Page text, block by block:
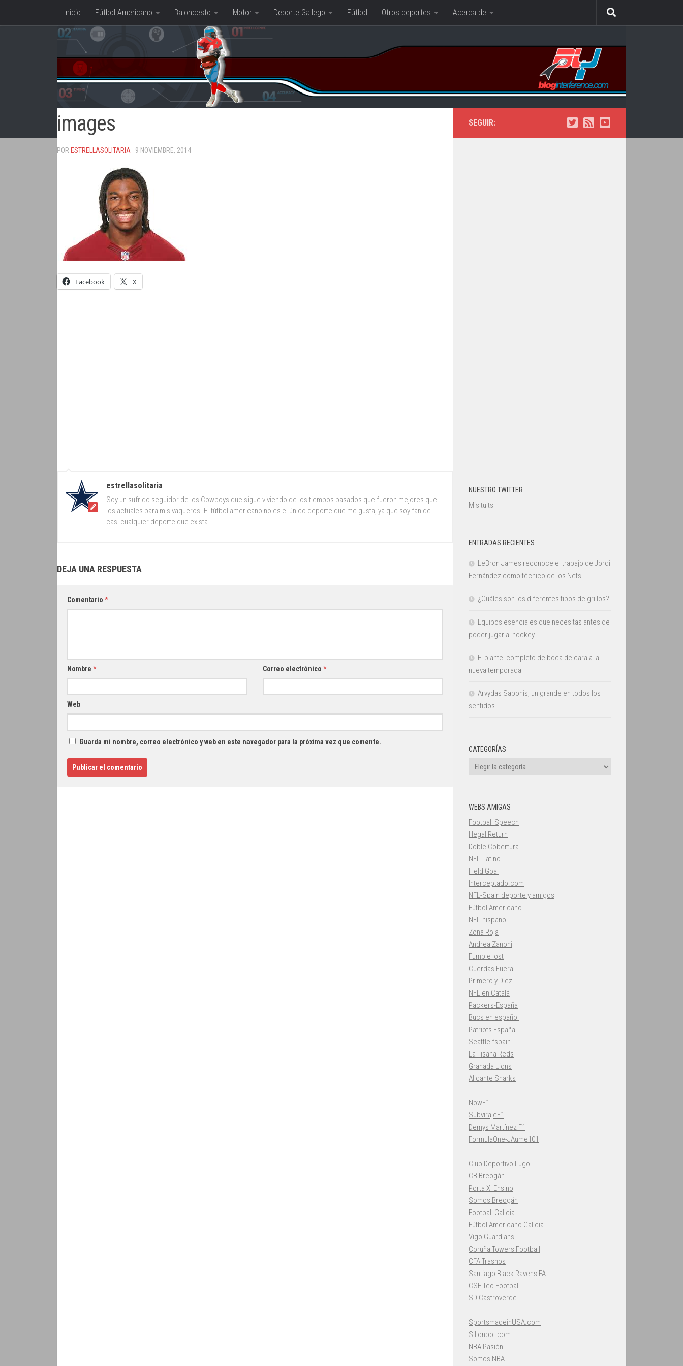
Saltar al contenido
Inicio Fútbol Americano Baloncesto Motor Deporte Gallego Fútbol Otros deportes Acerca de
images
POR ESTRELLASOLITARIA · 9 NOVIEMBRE, 2014
Facebook X
estrellasolitaria
Soy un sufrido seguidor de los Cowboys que sigue viviendo de los tiempos pasados que fueron mejores que
los actuales para mis vaqueros. El fútbol americano no es el único deporte que me gusta, ya que soy fan de
casi cualquier deporte que exista.
DEJA UNA RESPUESTA
Comentario *
Nombre * Correo electrónico *
Web
Guarda mi nombre, correo electrónico y web en este navegador para la próxima vez que comente.
SEGUIR:
NUESTRO TWITTER
Mis tuits
ENTRADAS RECIENTES
LeBron James reconoce el trabajo de Jordi
Fernández como técnico de los Nets.
¿Cuáles son los diferentes tipos de grillos?
Equipos esenciales que necesitas antes de
poder jugar al hockey
El plantel completo de boca de cara a la
nueva temporada
Arvydas Sabonis, un grande en todos los
sentidos
CATEGORÍAS
Categorías
WEBS AMIGAS
Football Speech
Illegal Return
Doble Cobertura
NFL-Latino
Field Goal
Interceptado.com
NFL-Spain deporte y amigos
Fútbol Americano
NFL-hispano
Zona Roja
Andrea Zanoni
Fumble lost
Cuerdas Fuera
Primero y Diez
NFL en Català
Packers-España
Bucs en español
Patriots España
Seattle fspain
La Tisana Reds
Granada Lions
Alicante Sharks
NowF1
SubvirajeF1
Demys Martínez F1
FormulaOne-JAume101
Club Deportivo Lugo
CB Breogán
Porta XI Ensino
Somos Breogán
Football Galicia
Fútbol Americano Galicia
Vigo Guardians
Coruña Towers Football
CFA Trasnos
Santiago Black Ravens FA
CSF Teo Football
SD Castroverde
SportsmadeinUSA.com
Sillonbol.com
NBA Pasión
Somos NBA